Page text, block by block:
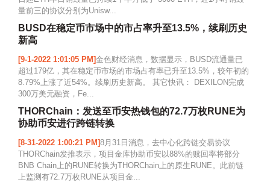
量前三的协议分别为Unisw...
BUSD在稳定币市场中的市占率升至13.5%，续刷历史
新高
[9-1-2022 1:01:05 PM]金色财经消息，数据显示，BUSD流通量已
超过179亿，其在稳定币市场的市场占有率已升至13.5%，较年初的
8.79%上涨了近54%。续刷历史新高。 其它快讯： DEXILON完成
300万美元融资，Fe...
THORChain：发送至币安热钱包的72.7万枚RUNE为
协助币安进行跨链转换
[8-31-2022 1:00:21 PM]8月31日消息，去中心化跨链交易协议
THORChain发推表示，项目金库协助币安以88%的赎回率将部分
BNB Chain上的RUNE转换为THORChain上的原生RUNE。此前链
上监测有72.7万枚RUNE从项目金...